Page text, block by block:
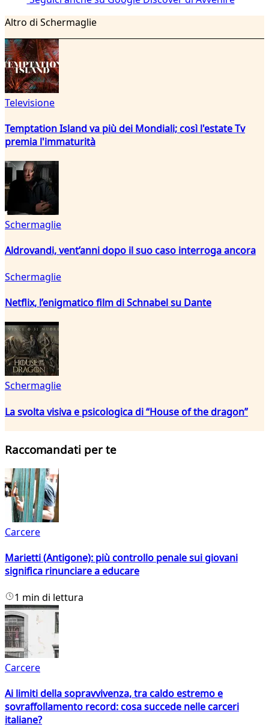
Altro di Schermaglie
Televisione
Temptation Island va più dei Mondiali; così l'estate Tv
premia l'immaturità
Schermaglie
Aldrovandi, vent’anni dopo il suo caso interroga ancora
Schermaglie
Netflix, l’enigmatico film di Schnabel su Dante
Schermaglie
La svolta visiva e psicologica di “House of the dragon”
Raccomandati per te
Carcere
Marietti (Antigone): più controllo penale sui giovani
significa rinunciare a educare
1 min di lettura
Carcere
Ai limiti della sopravvivenza, tra caldo estremo e
sovraffollamento record: cosa succede nelle carceri
italiane?